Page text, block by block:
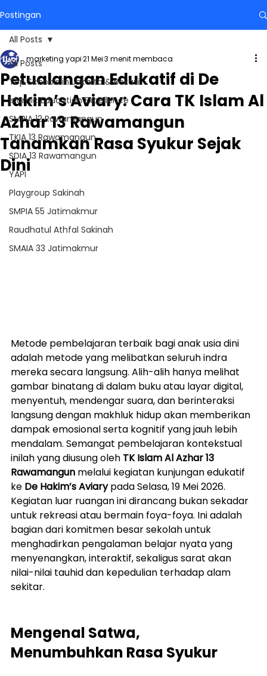
Postingan
All Posts
Top Schools in Jakarta & Bekasi
Islamic Education Excellence
SMPIA 12 Rawamangun
TKIA 13 Rawamangun
SDIA 13 Rawamangun
YAPI
Playgroup Sakinah
SMPIA 55 Jatimakmur
Raudhatul Athfal Sakinah
SMAIA 33 Jatimakmur
All Posts
Petualangan Edukatif di De
Hakim’s Aviary: Cara TK Islam Al
Azhar 13 Rawamangun
Tanamkan Rasa Syukur Sejak
Dini
marketing yapi21 Mei3 menit membaca
Metode pembelajaran terbaik bagi anak usia dini
adalah metode yang melibatkan seluruh indra
mereka secara langsung. Alih-alih hanya melihat
gambar binatang di dalam buku atau layar digital,
menyentuh, mendengar suara, dan berinteraksi
langsung dengan makhluk hidup akan memberikan
dampak emosional serta kognitif yang jauh lebih
mendalam. Semangat pembelajaran kontekstual
inilah yang diusung oleh TK Islam Al Azhar 13
Rawamangun melalui kegiatan kunjungan edukatif
ke De Hakim’s Aviary pada Selasa, 19 Mei 2026.
Kegiatan luar ruangan ini dirancang bukan sekadar
untuk rekreasi atau bermain foya-foya. Ini adalah
bagian dari komitmen besar sekolah untuk
menghadirkan pengalaman belajar nyata yang
menyenangkan, interaktif, sekaligus sarat akan
nilai-nilai tauhid dan kepedulian terhadap alam
sekitar.
Mengenal Satwa,
Menumbuhkan Rasa Syukur